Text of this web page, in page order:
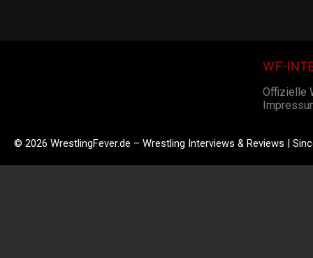
WF-
Offizielle
© 2026 WrestlingFever.de – Wrestling Interviews & Reviews |